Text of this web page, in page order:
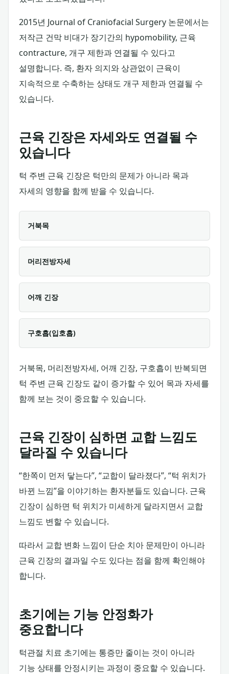
2015년 Journal of Craniofacial Surgery 논문에서는
저작근 건막 비대가 장기간의 hypomobility, 근육
contracture, 개구 제한과 연결될 수 있다고
설명합니다. 즉, 환자 의지와 상관없이 근육이
지속적으로 수축하는 상태도 개구 제한과 연결될 수
있습니다.
근육 긴장은 자세와도 연결될 수
있습니다
턱 주변 근육 긴장은 턱만의 문제가 아니라 목과
자세의 영향을 함께 받을 수 있습니다.
거북목
머리전방자세
어깨 긴장
구호흡(입호흡)
거북목, 머리전방자세, 어깨 긴장, 구호흡이 반복되면
턱 주변 근육 긴장도 같이 증가할 수 있어 목과 자세를
함께 보는 것이 중요할 수 있습니다.
근육 긴장이 심하면 교합 느낌도
달라질 수 있습니다
“한쪽이 먼저 닿는다”, “교합이 달라졌다”, “턱 위치가
바뀐 느낌”을 이야기하는 환자분들도 있습니다. 근육
긴장이 심하면 턱 위치가 미세하게 달라지면서 교합
느낌도 변할 수 있습니다.
따라서 교합 변화 느낌이 단순 치아 문제만이 아니라
근육 긴장의 결과일 수도 있다는 점을 함께 확인해야
합니다.
초기에는 기능 안정화가
중요합니다
턱관절 치료 초기에는 통증만 줄이는 것이 아니라
기능 상태를 안정시키는 과정이 중요할 수 있습니다.